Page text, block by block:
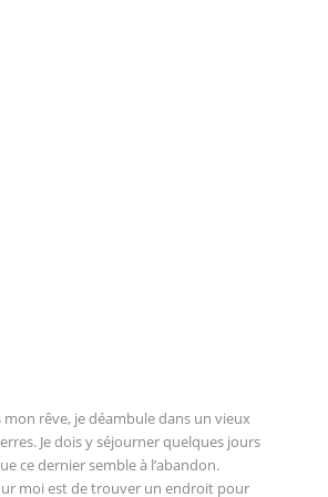
rêve, je déambule dans un vieux
Je dois y séjourner quelques jours
ce dernier semble à l’abandon.
moi est de trouver un endroit pour